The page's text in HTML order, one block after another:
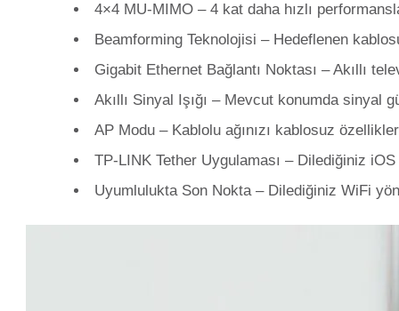
4×4 MU-MIMO – 4 kat daha hızlı
Beamforming Teknolojisi – Hedeflenen
Gigabit Ethernet Bağlantı Noktası – Akıllı
Akıllı Sinyal Işığı – Mevcut konumda sinyal
AP Modu – Kablolu ağınızı kablosuz
TP-LINK Tether Uygulaması – Dilediğiniz
Uyumlulukta Son Nokta – Dilediğiniz WiFi